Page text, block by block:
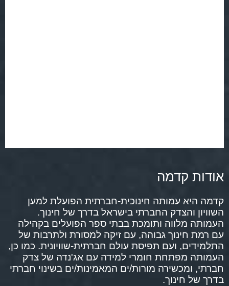
אודות קדמה
קדמה היא עמותה חינוכית-חברתית הפועלת למען
השוויון והצדק החברתי בישראל בדרך של חינוך.
העמותה מלווה ותומכת בבתי ספר הפועלים בקהילה
עם רמת חינוך גבוהה, עם זיקה למסורת ולתרבות של
התלמידים, ועם תפיסת עולם חברתית-שוויונית. כמו כן,
העמותה מפתחת חומרי למידה עם אג'נדה של צדק
חברתי, ומכשירה מורות/ים המאמינות/ים בשינוי חברתי
בדרך של חינוך.